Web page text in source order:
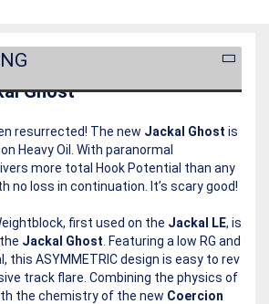
Ghost
resurrected! The new Jackal Ghost is
Heavy Oil. With paranormal
more total Hook Potential than any
no loss in continuation. It’s scary good!
first used on the Jackal LE, is
Jackal Ghost . Featuring a low RG and
this ASYMMETRIC design is easy to rev
track flare. Combining the physics of
the chemistry of the new Coercion